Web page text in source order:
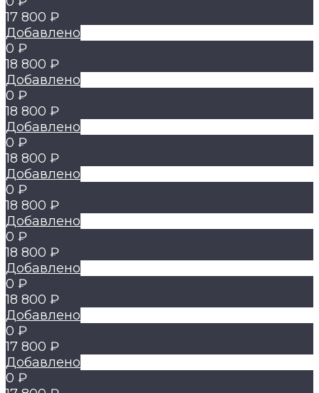
17 800 ₽
Добавлено
0 ₽
18 800 ₽
Добавлено
0 ₽
18 800 ₽
Добавлено
0 ₽
18 800 ₽
Добавлено
0 ₽
18 800 ₽
Добавлено
0 ₽
18 800 ₽
Добавлено
0 ₽
18 800 ₽
Добавлено
0 ₽
17 800 ₽
Добавлено
0 ₽